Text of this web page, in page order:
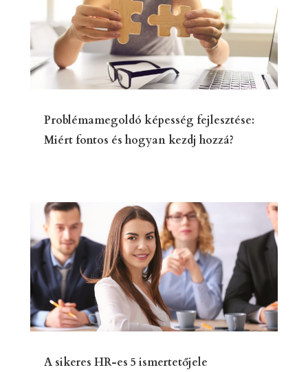
Problémamegoldó képesség fejlesztése:
Miért fontos és hogyan kezdj hozzá?
A sikeres HR-es 5 ismertetőjele